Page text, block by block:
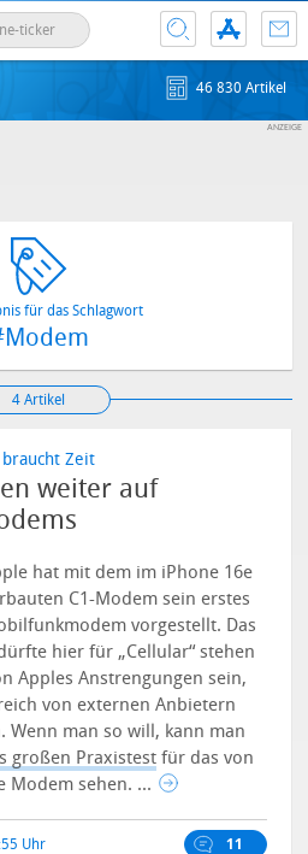
ticker
46 830 Artikel
für das Schlagwort
4 Artikel
Zeit
weiter auf
hat mit dem im iPhone 16e
C1-Modem sein erstes
vorgestellt. Das
hier für „Cellular“ stehen
Apples Anstrengungen sein,
von externen Anbietern
Wenn man so will, kann man
großen Praxistest für das von
Modem sehen. ...
Uhr 11